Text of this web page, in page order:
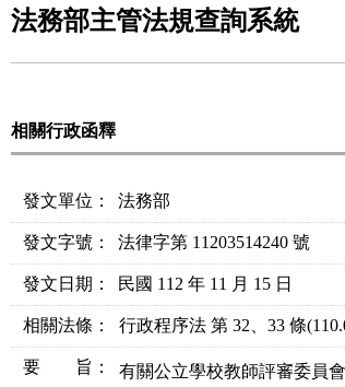
法務部主管法規查詢系統
相關行政函釋
發文單位： 法務部
發文字號： 法律字第 11203514240 號
發文日期： 民國 112 年 11 月 15 日
相關法條 ： 行政程序法 第 32、33 條
要 旨：
有關公立學校教師評審委員